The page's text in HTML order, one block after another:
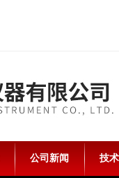
公司新闻 技